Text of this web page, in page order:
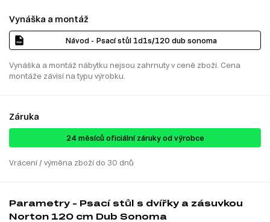
Vynáška a montáž
Návod - Psací stůl 1d1s/120 dub sonoma
Vynáška a montáž nábytku nejsou zahrnuty v ceně zboží. Cena
montáže závisí na typu výrobku.
Záruka
24 ​​​​měsíců oficiální záruky od výrobce
Vrácení / výměna zboží do 30 dnů
Parametry - Psací stůl s dvířky a zásuvkou
Norton 120 cm Dub Sonoma